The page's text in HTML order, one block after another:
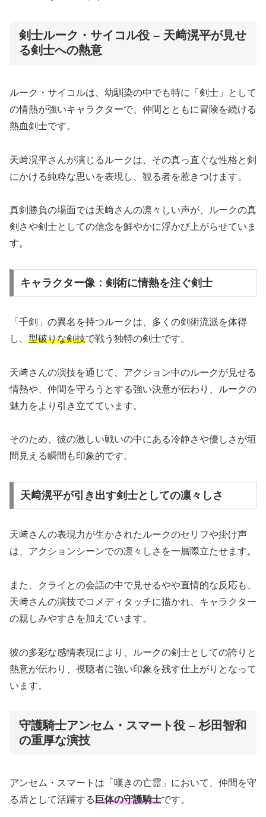
剣士ルーク・サイコル役 – 天﨑滉平が見せ
る剣士への熱意
ルーク・サイコルは、幼馴染の中でも特に「剣士」として
の情熱が強いキャラクターで、仲間とともに冒険を続ける
熱血剣士です。
天﨑滉平さんが演じるルークは、その真っ直ぐな性格と剣
にかける純粋な思いを表現し、観る者を惹きつけます。
真剣勝負の場面では天﨑さんの凛々しい声が、ルークの真
剣さや剣士としての信念を鮮やかに浮かび上がらせていま
す。
キャラクター像：剣術に情熱を注ぐ剣士
「千剣」の異名を持つルークは、多くの剣術流派を体得
し、 型破りな剣技で戦う独特の剣士です。
天﨑さんの演技を通じて、アクション中のルークが見せる
情熱や、仲間を守ろうとする強い決意が伝わり、ルークの
魅力をより引き立てています。
そのため、彼の激しい戦いの中にある冷静さや優しさが垣
間見える瞬間も印象的です。
天﨑滉平が引き出す剣士としての凛々しさ
天﨑さんの表現力が生かされたルークのセリフや掛け声
は、アクションシーンでの凛々しさを一層際立たせます。
また、クライとの会話の中で見せるやや直情的な反応も、
天﨑さんの演技でコメディタッチに描かれ、キャラクター
の親しみやすさを加えています。
彼の多彩な感情表現により、ルークの剣士としての誇りと
熱意が伝わり、視聴者に強い印象を残す仕上がりとなって
います。
守護騎士アンセム・スマート役 – 杉田智和
の重厚な演技
アンセム・スマートは「嘆きの亡霊」において、仲間を守
る盾として活躍する巨体の守護騎士です。